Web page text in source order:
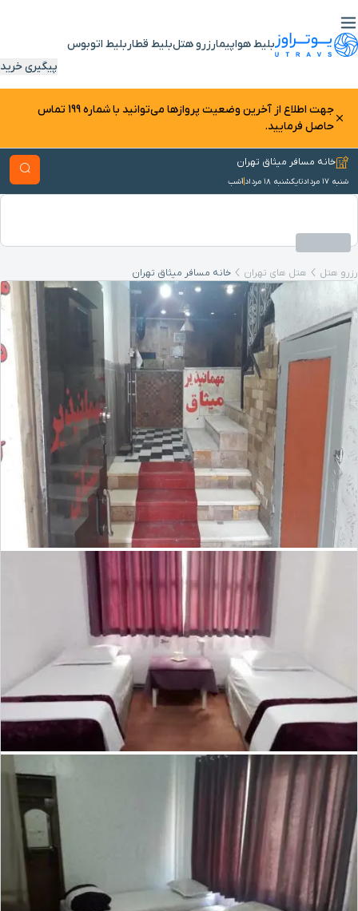
بلیط هواپیمارزرو هتلبلیط قطار بلیط اتوبوس
پیگیری خرید
جهت اطلاع از آخرین وضعیت پرواز‌ها می‌توانید با شماره 199 تماس
حاصل فرمایید.
خانه مسافر میثاق تهران
شنبه ۱۷ مرداد تایکشنبه ۱۸ مرداد 1شب
رزرو هتل هتل های تهران خانه مسافر میثاق تهران